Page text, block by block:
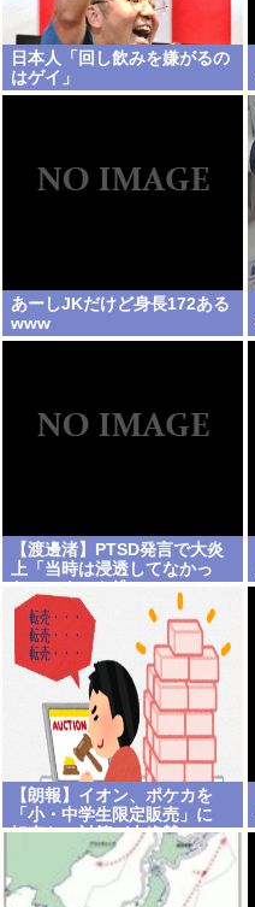
日本人「回し飲みを嫌がるの
はゲイ」
あーしJKだけど身長172ある
www
【渡邊渚】PTSD発言で大炎
上「当時は浸透してなかっ
た」にネット総ツッコミ
【朗報】イオン、ポケカを
「小・中学生限定販売」に
転売ヤー対策が大絶賛ｗｗｗ